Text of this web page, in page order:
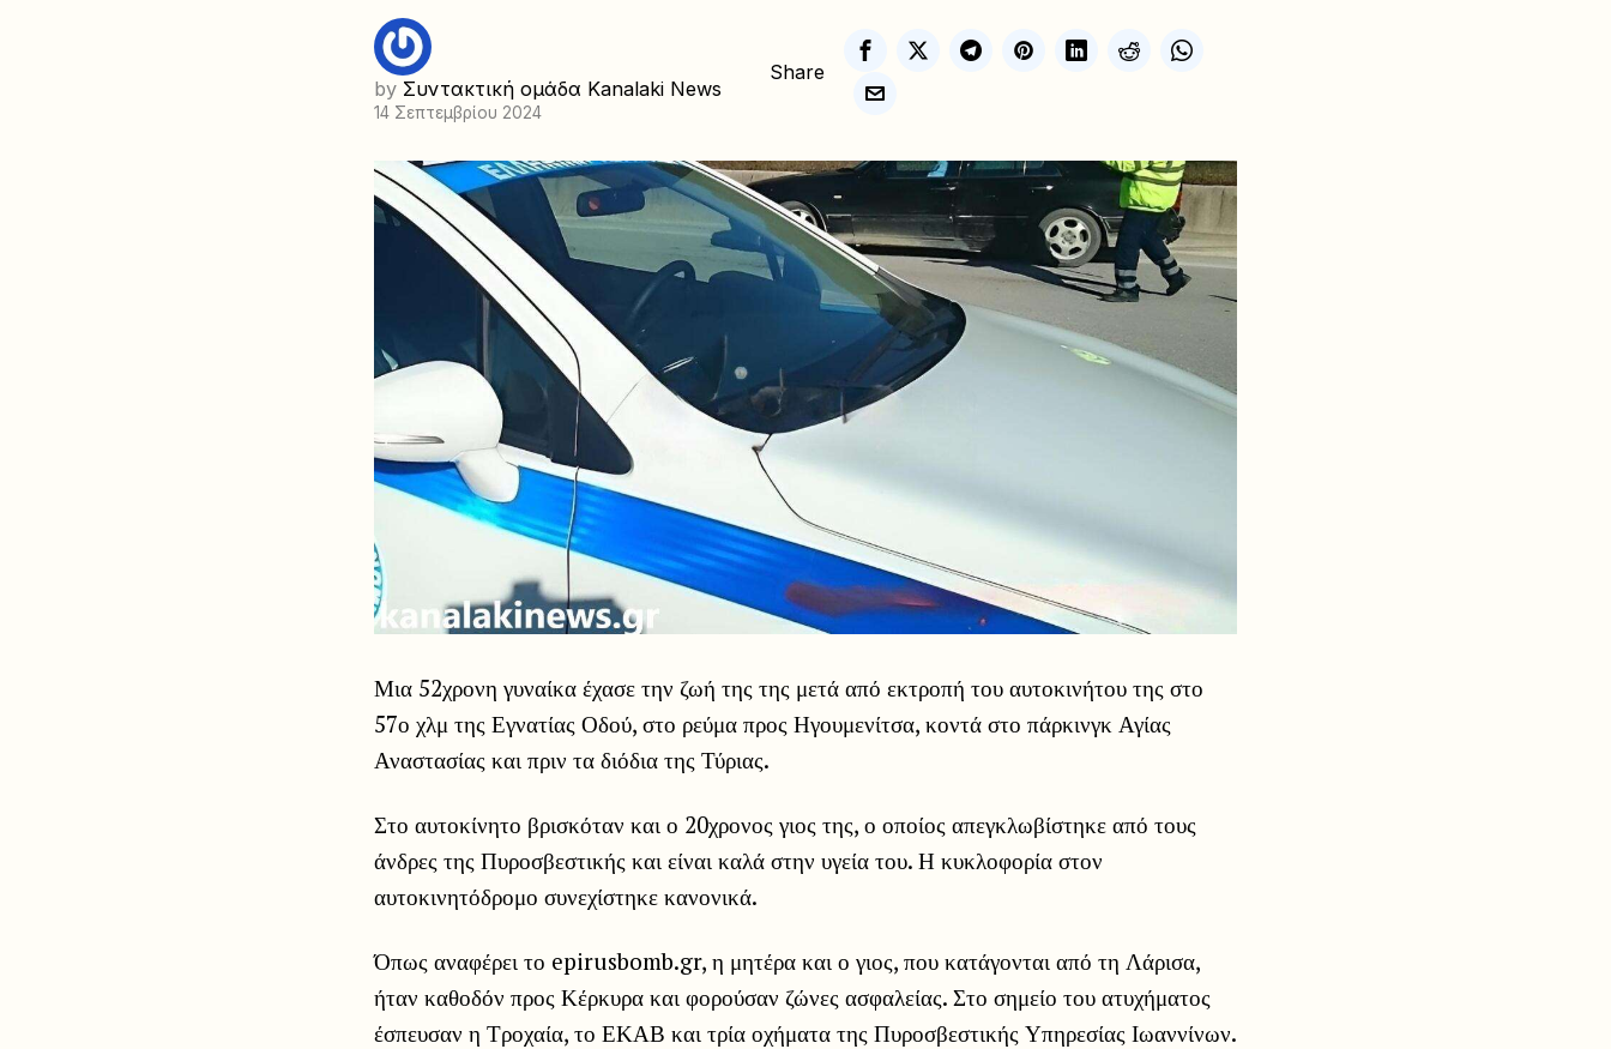
by Συντακτική ομάδα Kanalaki News
14 Σεπτεμβρίου 2024
Share
Μια 52χρονη γυναίκα έχασε την ζωή της της μετά από εκτροπή του αυτοκινήτου της στο
57ο χλμ της Εγνατίας Οδού, στο ρεύμα προς Ηγουμενίτσα, κοντά στο πάρκινγκ Αγίας
Αναστασίας και πριν τα διόδια της Τύριας.
Στο αυτοκίνητο βρισκόταν και ο 20χρονος γιος της, ο οποίος απεγκλωβίστηκε από τους
άνδρες της Πυροσβεστικής και είναι καλά στην υγεία του. Η κυκλοφορία στον
αυτοκινητόδρομο συνεχίστηκε κανονικά.
Όπως αναφέρει το epirusbomb.gr, η μητέρα και ο γιος, που κατάγονται από τη Λάρισα,
ήταν καθοδόν προς Κέρκυρα και φορούσαν ζώνες ασφαλείας. Στο σημείο του ατυχήματος
έσπευσαν η Τροχαία, το ΕΚΑΒ και τρία οχήματα της Πυροσβεστικής Υπηρεσίας Ιωαννίνων.